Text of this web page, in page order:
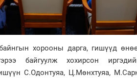
хорооны дарга, гишүүд
байгуулж хохирсон
С.Одонтуяа, Ц.Мөнхтуяа,